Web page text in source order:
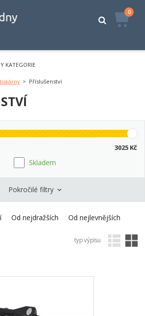
0
KATEGORIE
> Příslušenství
3025 Kč
Skladem
Pokročilé filtry
Od nejdražších Od nejlevnějších
typ výpisu